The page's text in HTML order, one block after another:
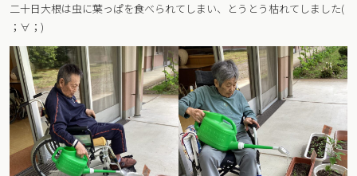
二十日大根は虫に葉っぱを食べられてしまい、とうとう枯れてしました(
；∀；)